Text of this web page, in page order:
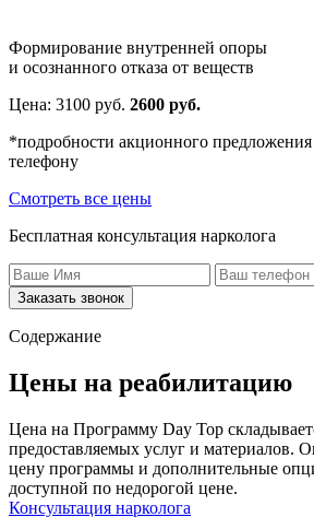
Формирование внутренней опоры
и осознанного отказа от веществ
Цена: 3100 руб. 2600 руб.
*подробности акционного
телефону
Смотреть все цены
Бесплатная консультация нарколога
Заказать звонок
Содержание
Цены на реабилитацию
Цена на Программу Day Top
предоставляемых услуг и материалов.
цену программы и дополнительные
доступной по недорогой цене.
Консультация нарколога